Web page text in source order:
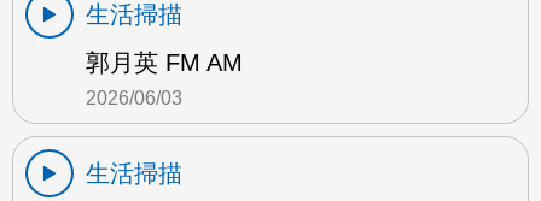
生活掃描
郭月英 FM AM
2026/06/03
生活掃描